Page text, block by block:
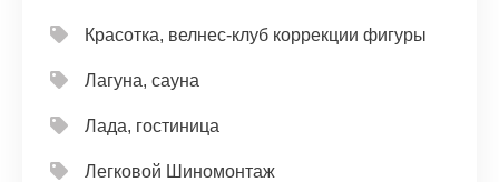
Красотка, велнес-клуб коррекции фигуры
Лагуна, сауна
Лада, гостиница
Легковой Шиномонтаж